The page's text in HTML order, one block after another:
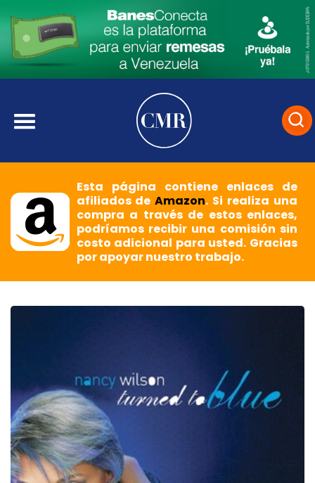
Esta página contiene enlaces de
afiliados deAmazon. Si realiza una
compra a través de estos enlaces,
podríamos recibir una comisión sin
costo adicional para usted. Gracias
por apoyar nuestro trabajo.